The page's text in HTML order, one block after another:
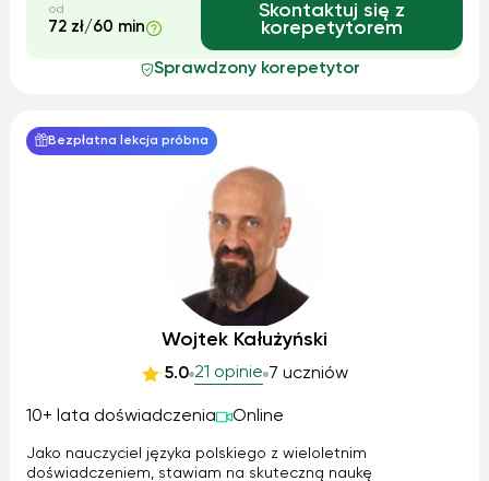
od
72 zł/60 min
Skontaktuj się z
korepetytorem
Sprawdzony korepetytor
Bezpłatna lekcja próbna
Wojtek Kałużyński
5.0 21 opinie 7 uczniów
10+ lata doświadczenia Online
Jako nauczyciel języka polskiego z wieloletnim
doświadczeniem, stawiam na skuteczną naukę